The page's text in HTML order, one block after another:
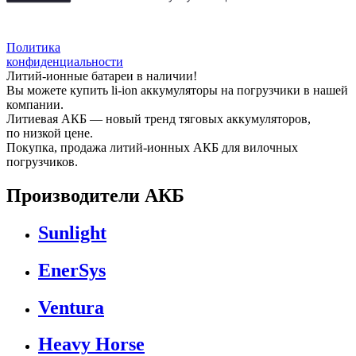
Политика
конфиденциальности
Литий-ионные батареи в наличии!
Вы можете купить li-ion аккумуляторы на погрузчики в нашей
компании.
Литиевая АКБ — новый тренд тяговых аккумуляторов,
по низкой цене.
Покупка, продажа литий-ионных АКБ для вилочных
погрузчиков.
Производители АКБ
Sunlight
EnerSys
Ventura
Heavy Horse